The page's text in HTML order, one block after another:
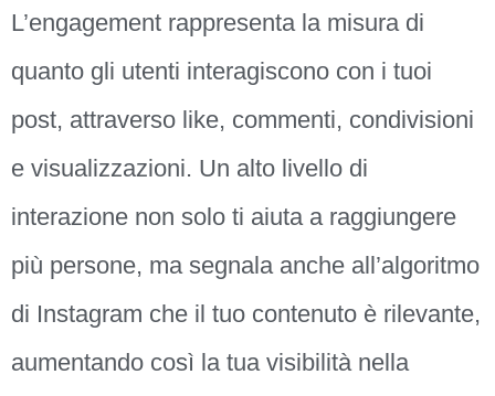
L’engagement rappresenta la misura di
quanto gli utenti interagiscono con i tuoi
post, attraverso like, commenti, condivisioni
e visualizzazioni. Un alto livello di
interazione non solo ti aiuta a raggiungere
più persone, ma segnala anche all’algoritmo
di Instagram che il tuo contenuto è rilevante,
aumentando così la tua visibilità nella